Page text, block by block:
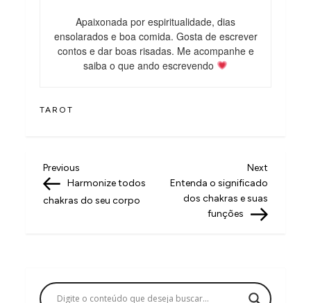
Apaixonada por espiritualidade, dias
ensolarados e boa comida. Gosta de escrever
contos e dar boas risadas. Me acompanhe e
saiba o que ando escrevendo
TAROT
N
a
a
Previous
Post
Previous
Harmonize todos
chakras do seu corpo
Next
Post
Next
Entenda o significado
dos chakras e suas
funções